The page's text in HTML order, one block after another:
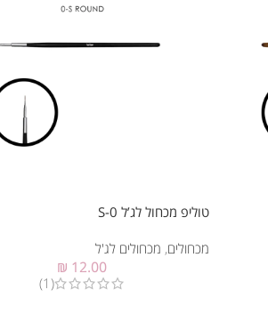
טוליפ מכחול לג’ל 0-S
מכחולים, מכחולים לג'ל
₪ 12.00
(1)